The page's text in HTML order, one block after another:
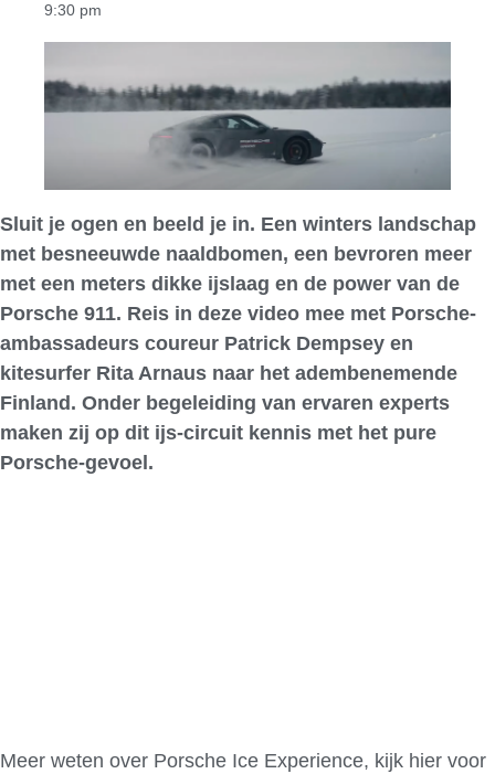
9:30 pm
Sluit je ogen en beeld je in. Een winters landschap
met besneeuwde naaldbomen, een bevroren meer
met een meters dikke ijslaag en de power van de
Porsche 911. Reis in deze video mee met Porsche-
ambassadeurs coureur Patrick Dempsey en
kitesurfer Rita Arnaus naar het adembenemende
Finland. Onder begeleiding van ervaren experts
maken zij op dit ijs-circuit kennis met het pure
Porsche-gevoel.
Meer weten over Porsche Ice Experience, kijk hier voor